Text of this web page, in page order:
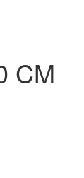
CM